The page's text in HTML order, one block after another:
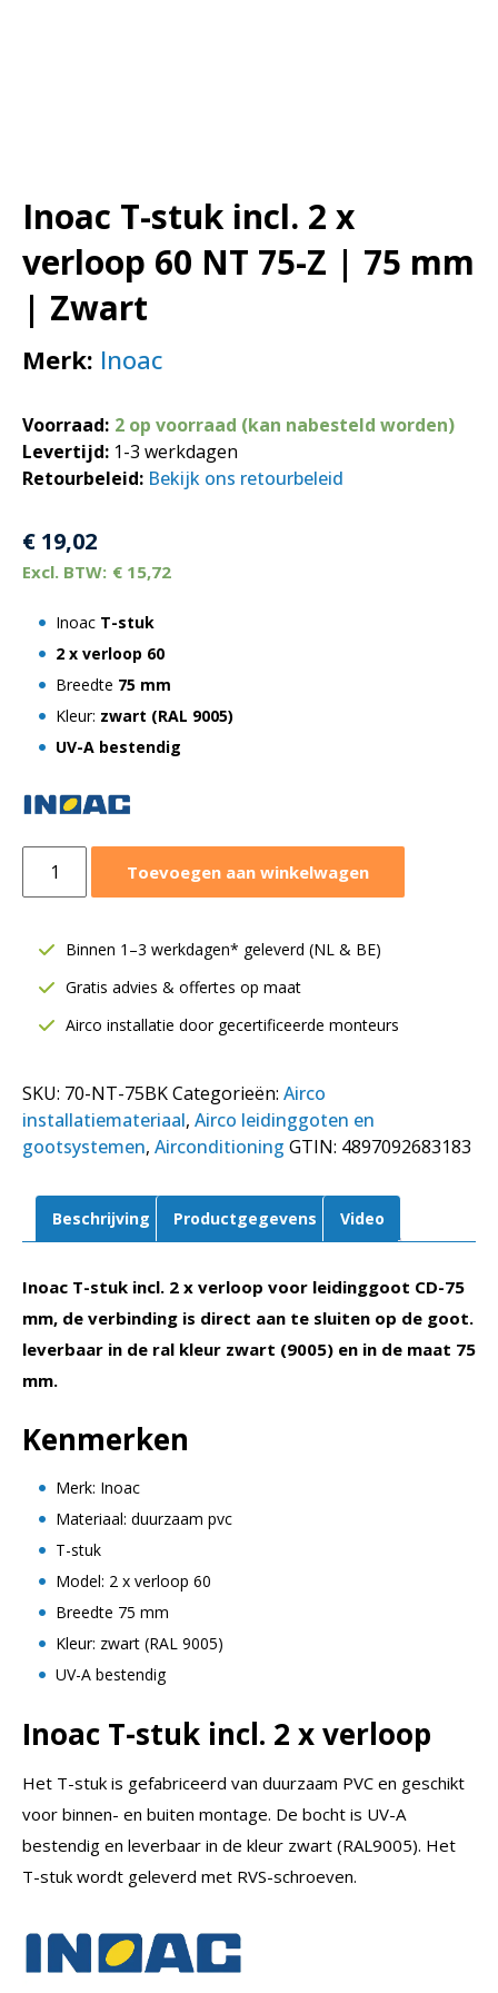
Inoac T-stuk incl. 2 x
verloop 60 NT 75-Z | 75 mm
| Zwart
Merk: Inoac
Voorraad: 2 op voorraad (kan nabesteld worden)
Levertijd: 1-3 werkdagen
Retourbeleid: Bekijk ons retourbeleid
€ 19,02
€ 15,72
Inoac T-stuk
2 x verloop 60
Breedte 75 mm
Kleur: zwart (RAL 9005)
UV-A bestendig
verloop
75-
Z
|
mm
aantal
Toevoegen aan winkelwagen
Binnen 1–3 werkdagen* geleverd (NL & BE)
Gratis advies & offertes op maat
Airco installatie door gecertificeerde monteurs
SKU: 70-NT-75BKCategorieën: Airco
installatiemateriaal, Airco leidinggoten en
gootsystemen, Airconditioning GTIN: 4897092683183
Beschrijving Productgegevens Video
Inoac T-stuk incl. 2 x verloop voor leidinggoot CD-75
mm, de verbinding is direct aan te sluiten op de goot.
leverbaar in de ral kleur zwart (9005) en in de maat 75
mm.
Kenmerken
Merk: Inoac
Materiaal: duurzaam pvc
T-stuk
Model: 2 x verloop 60
Breedte 75 mm
Kleur: zwart (RAL 9005)
UV-A bestendig
Inoac T-stuk incl. 2 x verloop
Het T-stuk is gefabriceerd van duurzaam PVC en geschikt
voor binnen- en buiten montage. De bocht is UV-A
bestendig en leverbaar in de kleur zwart (RAL9005). Het
T-stuk wordt geleverd met RVS-schroeven.